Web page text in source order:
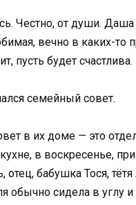
Честно, от души.
вечно в каких-то
пусть будет счастлива.
семейный совет.
в их доме — это
в воскресенье,
отец, бабушка Тося,
обычно сидела в углу